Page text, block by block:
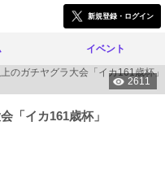
新規登録・ログイン
イベント
2611
「イカ161歳杯」